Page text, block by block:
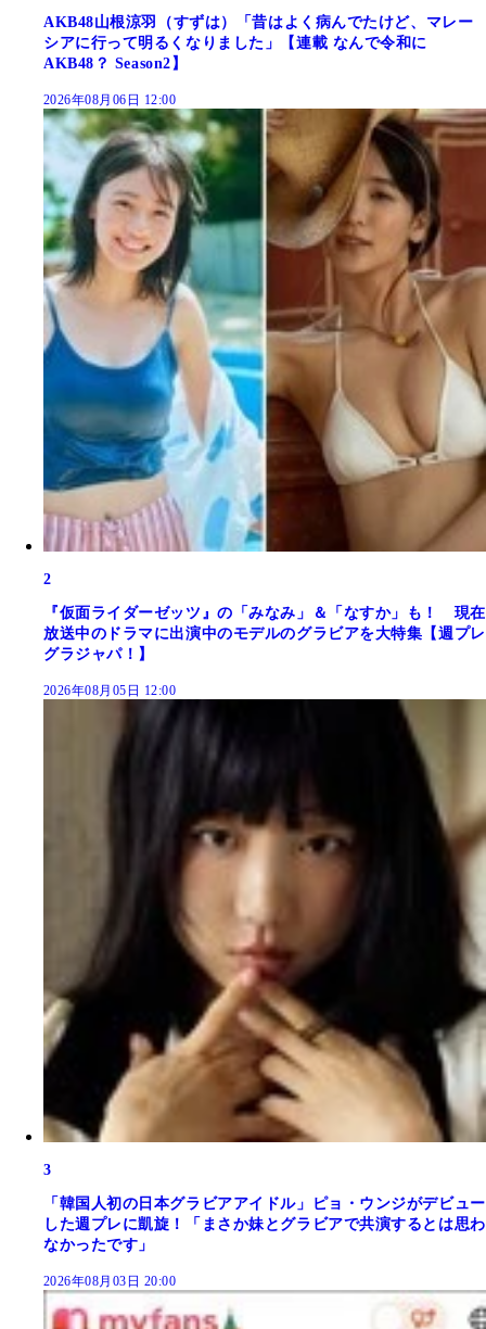
AKB48山根涼羽（すずは）「昔はよく病んでたけど、マレー
シアに行って明るくなりました」【連載 なんで令和に
AKB48？ Season2】
2026年08月06日 12:00
2
『仮面ライダーゼッツ』の「みなみ」＆「なすか」も！ 現在
放送中のドラマに出演中のモデルのグラビアを大特集【週プレ
グラジャパ！】
2026年08月05日 12:00
3
「韓国人初の日本グラビアアイドル」ピョ・ウンジがデビュー
した週プレに凱旋！「まさか妹とグラビアで共演するとは思わ
なかったです」
2026年08月03日 20:00